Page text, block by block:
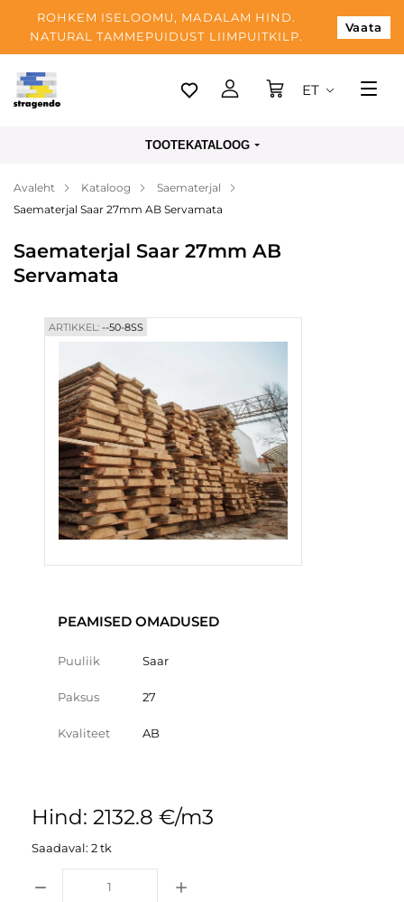
ROHKEM ISELOOMU, MADALAM HIND.
NATURAL TAMMEPUIDUST LIIMPUITKILP.
Vaata
Tallinn
Makse
Blogi
ET
TOOTEKATALOOG
Avaleht Kataloog
Saematerjal
Saematerjal Saar 27mm AB Servamata
Saematerjal Saar 27mm AB
Servamata
ARTIKKEL:--50-8SS
PEAMISED OMADUSED
Puuliik Saar
Paksus 27
Kvaliteet AB
Hind: 2132.8 €/m3
Saadaval: 2 tk